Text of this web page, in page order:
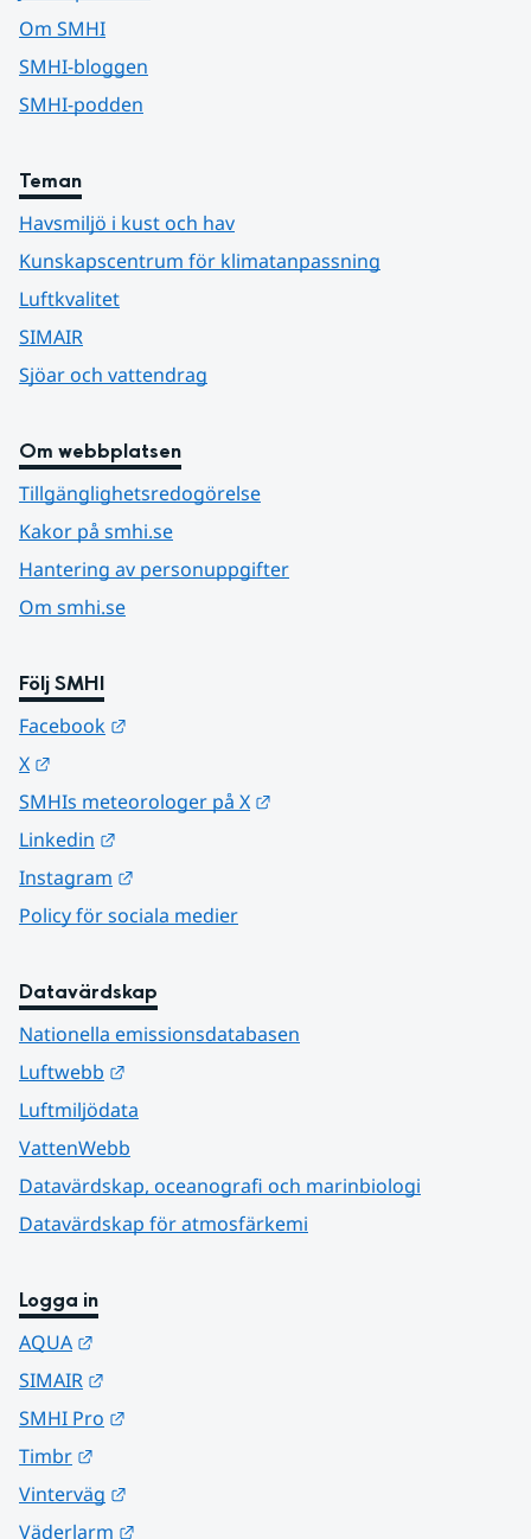
Om SMHI
SMHI-bloggen
SMHI-podden
Teman
Havsmiljö i kust och hav
Kunskapscentrum för klimatanpassning
Luftkvalitet
SIMAIR
Sjöar och vattendrag
Om webbplatsen
Tillgänglighetsredogörelse
Kakor på smhi.se
Hantering av personuppgifter
Om smhi.se
Följ SMHI
Facebook
X
SMHIs meteorologer på X
Linkedin
Instagram
Policy för sociala medier
Datavärdskap
Nationella emissionsdatabasen
Luftwebb
Luftmiljödata
VattenWebb
Datavärdskap, oceanografi och marinbiologi
Datavärdskap för atmosfärkemi
Logga in
AQUA
SIMAIR
SMHI Pro
Timbr
Vinterväg
Väderlarm